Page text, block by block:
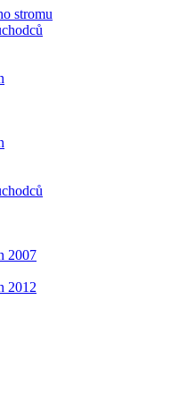
stromu
2007
2012